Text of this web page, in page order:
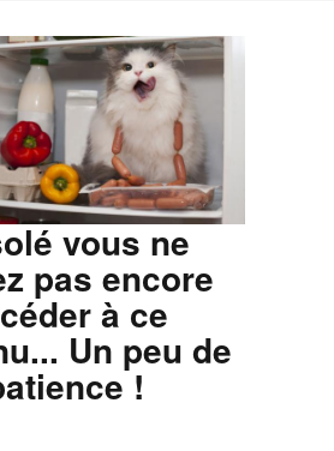
vous ne
pas encore
à ce
Un peu de
!